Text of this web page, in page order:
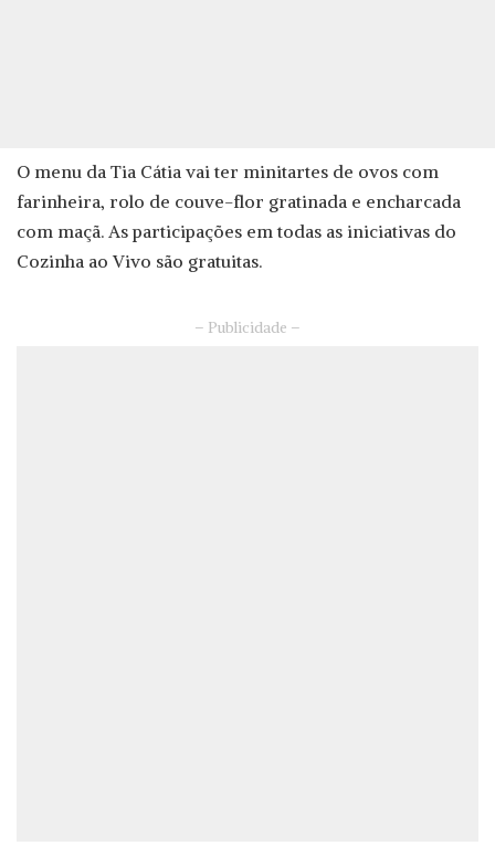
O menu da Tia Cátia vai ter minitartes de ovos com
farinheira, rolo de couve-flor gratinada e encharcada
com maçã. As participações em todas as iniciativas do
Cozinha ao Vivo são gratuitas.
– Publicidade –